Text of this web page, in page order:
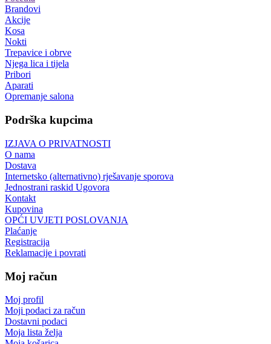
Brandovi
Akcije
Kosa
Nokti
Trepavice i obrve
Njega lica i tijela
Pribori
Aparati
Opremanje salona
Podrška kupcima
IZJAVA O PRIVATNOSTI
O nama
Dostava
Internetsko (alternativno) rješavanje sporova
Jednostrani raskid Ugovora
Kontakt
Kupovina
OPĆI UVJETI POSLOVANJA
Plaćanje
Registracija
Reklamacije i povrati
Moj račun
Moj profil
Moji podaci za račun
Dostavni podaci
Moja lista želja